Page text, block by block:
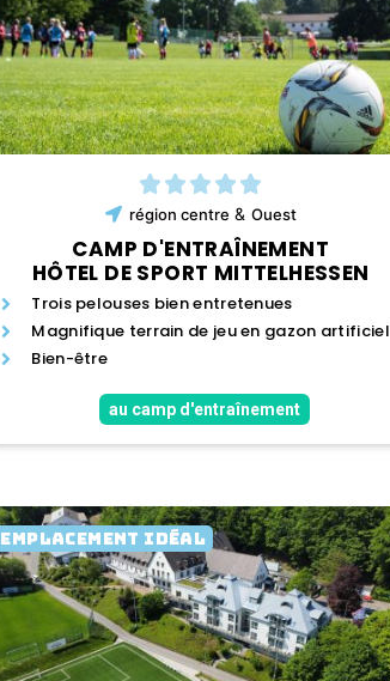
région centre & Ouest
CAMP D'ENTRAÎNEMENT
HÔTEL DE SPORT MITTELHESSEN
Trois pelouses bien entretenues
Magnifique terrain de jeu en gazon artificiel
Bien-être
au camp d'entraînement
EMPLACEMENT IDÉAL